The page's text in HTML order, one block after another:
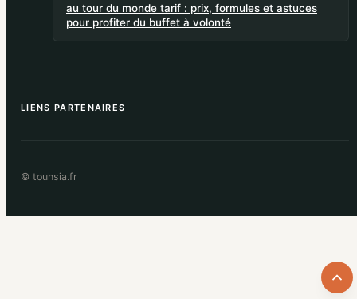
au tour du monde tarif : prix, formules et astuces
pour profiter du buffet à volonté
LIENS PARTENAIRES
© tounsia.fr
en